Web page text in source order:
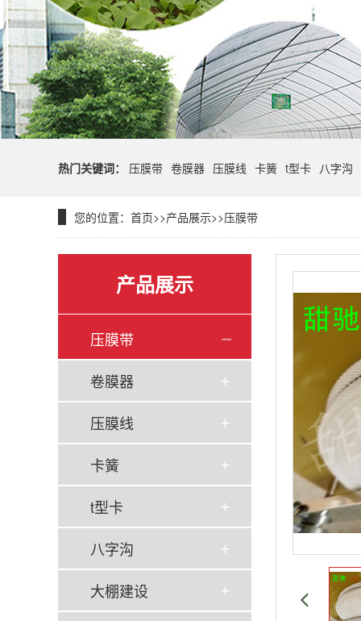
热门关键词： 压膜带 卷膜器 压膜线 卡簧 t型卡 八字沟
您的位置： 首页>>产品展示>>压膜带
产品展示
压膜带
卷膜器
压膜线
卡簧
t型卡
八字沟
大棚建设